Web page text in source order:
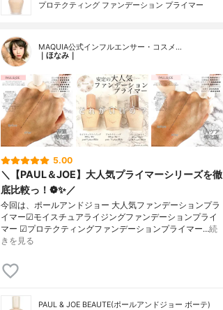
プロテクティング ファンデーション プライマー
MAQUIA公式インフルエンサー・コスメ…
｜ほなみ｜
5.00
＼【PAUL＆JOE】大人気プライマーシリーズを徹
底比較っ！❁✨／
今回は、ポールアンドジョー 大人気ファンデーションプラ
イマー☑︎モイスチュアライジングファンデーションプライ
マー ☑︎プロテクティングファンデーションプライマー…続
きを見る
PAUL & JOE BEAUTE(ポールアンドジョー ボーテ)